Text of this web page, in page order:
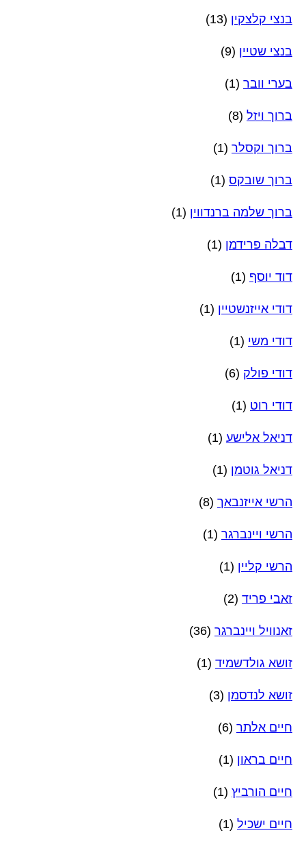
בנצי קלצקין (13)
בנצי שטיין (9)
בערי וובר (1)
ברוך ויזל (8)
ברוך וקסלר (1)
ברוך שובקס (1)
ברוך שלמה ברנדווין (1)
דבלה פרידמן (1)
דוד יוסף (1)
דודי אייזנשטיין (1)
דודי משי (1)
דודי פולק (6)
דודי רוט (1)
דניאל אלישע (1)
דניאל גוטמן (1)
הרשי אייזנבאך (8)
הרשי ויינברגר (1)
הרשי קליין (1)
זאבי פריד (2)
זאנוויל ויינברגר (36)
זושא גולדשמיד (1)
זושא לנדסמן (3)
חיים אלתר (6)
חיים בראון (1)
חיים הורביץ (1)
חיים ישכיל (1)